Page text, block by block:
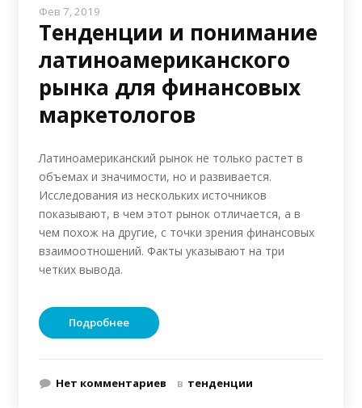
Фев 7, 2019
Тенденции и понимание
латиноамериканского
рынка для финансовых
маркетологов
Латиноамериканский рынок не только растет в
объемах и значимости, но и развивается.
Исследования из нескольких источников
показывают, в чем этот рынок отличается, а в
чем похож на другие, с точки зрения финансовых
взаимоотношений. Факты указывают на три
четких вывода.
Подробнее
Нет комментариев в тенденции